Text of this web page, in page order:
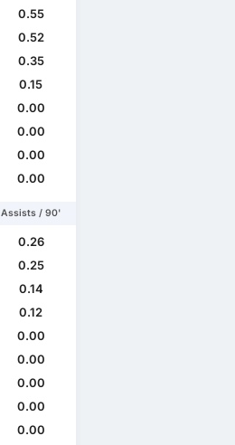
0.55
0.52
0.35
0.15
0.00
0.00
0.00
0.00
Assists / 90'
0.26
0.25
0.14
0.12
0.00
0.00
0.00
0.00
0.00